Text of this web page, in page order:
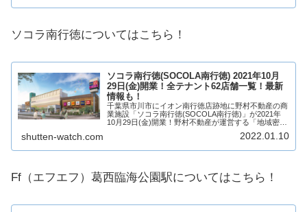
ソコラ南行徳についてはこちら！
ソコラ南行徳(SOCOLA南行徳) 2021年10月
29日(金)開業！全テナント62店舗一覧！最新
情報も！
千葉県市川市にイオン南行徳店跡地に野村不動産の商
業施設「ソコラ南行徳(SOCOLA南行徳)」が2021年
10月29日(金)開業！野村不動産が運営する「地域密着
shutten-watch.com 2022.01.10
Ff（エフエフ）葛西臨海公園駅についてはこちら！